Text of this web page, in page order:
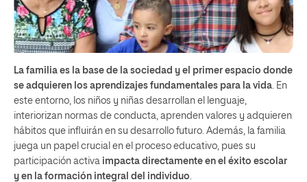
La familia es la base de la sociedad y el primer espacio donde
se adquieren los aprendizajes fundamentales para la vida . En
este entorno, los niños y niñas desarrollan el lenguaje,
interiorizan normas de conducta, aprenden valores y adquieren
hábitos que influirán en su desarrollo futuro. Además, la familia
juega un papel crucial en el proceso educativo, pues su
participación activa impacta directamente en el éxito escolar
y en la formación integral del individuo